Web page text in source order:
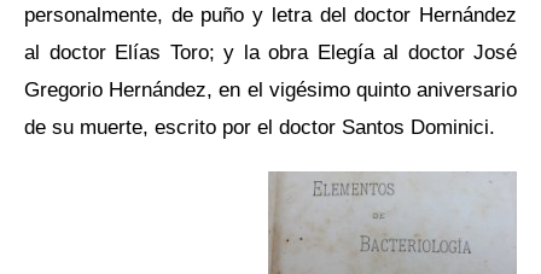
personalmente, de puño y letra del doctor Hernández
al doctor Elías Toro; y la obra Elegía al doctor José
Gregorio Hernández, en el vigésimo quinto aniversario
de su muerte, escrito por el doctor Santos Dominici.